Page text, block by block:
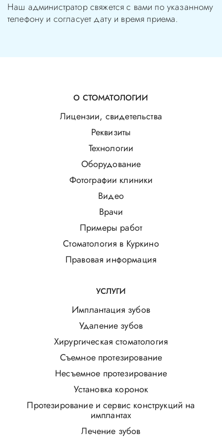
Наш администратор свяжется с вами по указанному
телефону и согласует дату и время приема.
О СТОМАТОЛОГИИ
Лицензии, свидетельства
Реквизиты
Технологии
Оборудование
Фотографии клиники
Видео
Врачи
Примеры работ
Стоматология в Куркино
Правовая информация
УСЛУГИ
Имплантация зубов
Удаление зубов
Хирургическая стоматология
Съемное протезирование
Несъемное протезирование
Установка коронок
Протезирование и сервис конструкций на
имплантах
Лечение зубов